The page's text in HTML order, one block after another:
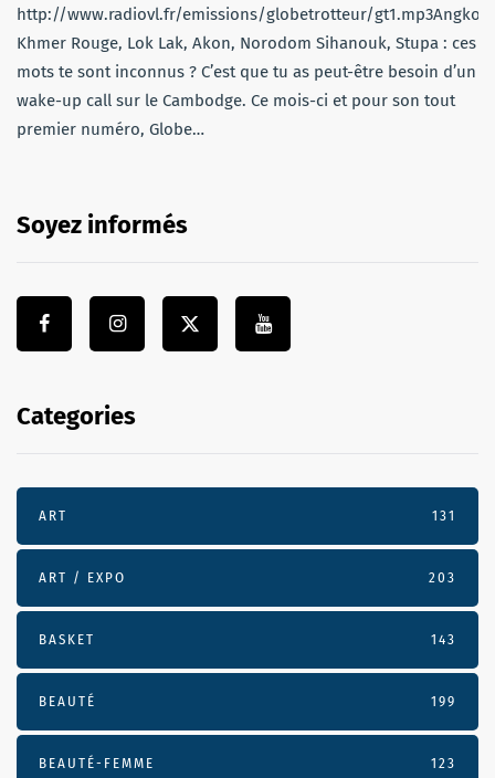
http://www.radiovl.fr/emissions/globetrotteur/gt1.mp3Angkor,
Khmer Rouge, Lok Lak, Akon, Norodom Sihanouk, Stupa : ces
mots te sont inconnus ? C’est que tu as peut-être besoin d’un
wake-up call sur le Cambodge. Ce mois-ci et pour son tout
premier numéro, Globe…
Soyez informés
Categories
ART 131
ART / EXPO 203
BASKET 143
BEAUTÉ 199
BEAUTÉ-FEMME 123